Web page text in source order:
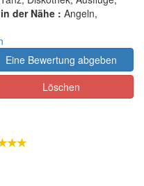
der Nähe : Angeln,
Eine Bewertung abgeben
Löschen